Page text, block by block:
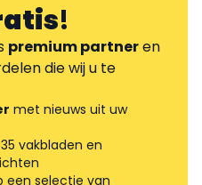
!
premium partneren
die wij u te
met nieuws uit uw
vakbladen en
een selectie van